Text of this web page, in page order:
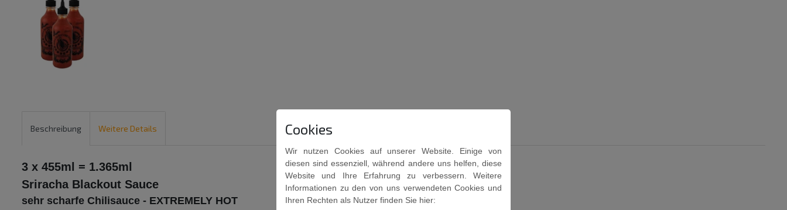
Beschreibung Weitere Details
3 x 455ml = 1.365ml
Sriracha Blackout Sauce
sehr scharfe Chilisauce - EXTREMELY HOT
Cookies
Wir nutzen Cookies auf unserer Website. Einige von
diesen sind essenziell, während andere uns helfen, diese
Website und Ihre Erfahrung zu verbessern. Weitere
Informationen zu den von uns verwendeten Cookies und
Ihren Rechten als Nutzer finden Sie hier: